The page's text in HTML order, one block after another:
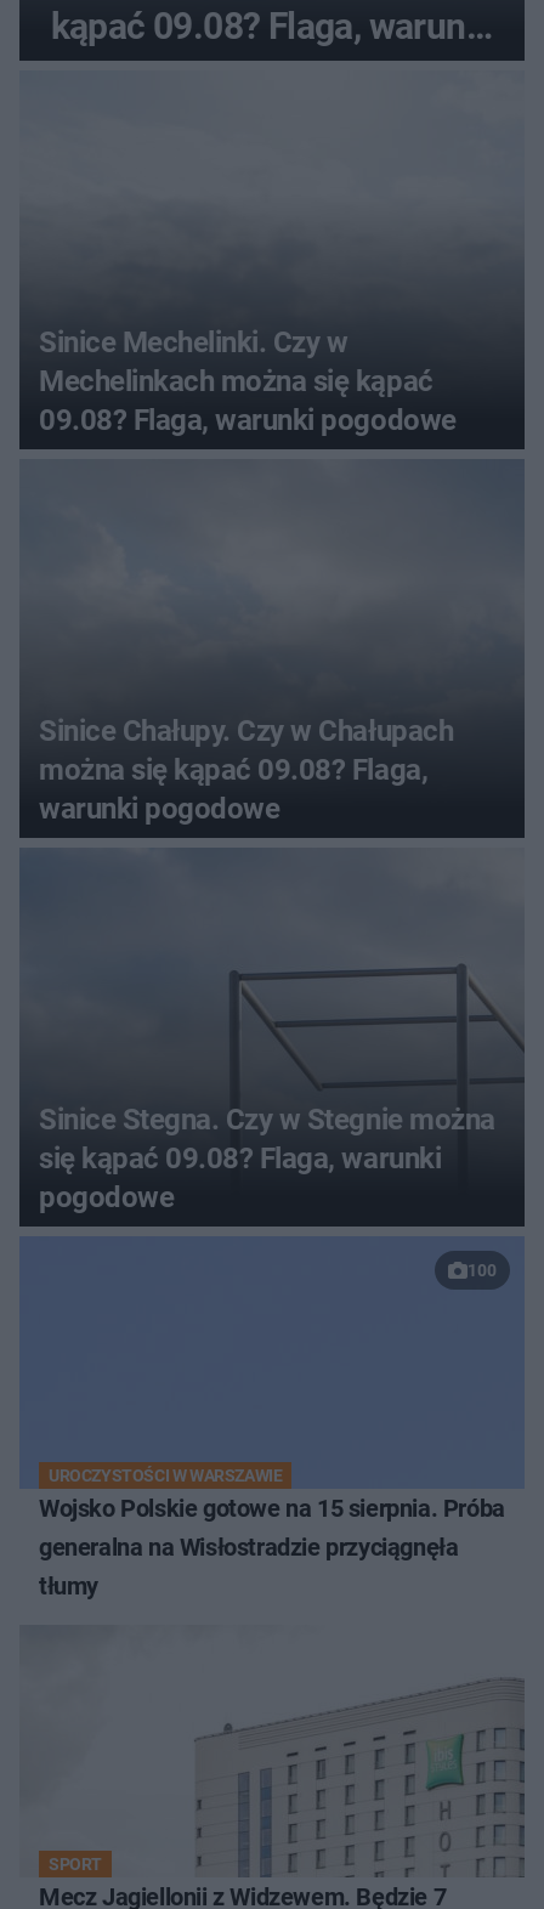
kąpać 09.08? Flaga, warunki
Sinice Mechelinki. Czy w
Mechelinkach można się kąpać
09.08? Flaga, warunki pogodowe
Sinice Chałupy. Czy w Chałupach
można się kąpać 09.08? Flaga,
warunki pogodowe
Sinice Stegna. Czy w Stegnie można
się kąpać 09.08? Flaga, warunki
pogodowe
100
UROCZYSTOŚCI W WARSZAWIE
Wojsko Polskie gotowe na 15 sierpnia. Próba
generalna na Wisłostradzie przyciągnęła
tłumy
SPORT
Mecz Jagiellonii z Widzewem. Będzie 7